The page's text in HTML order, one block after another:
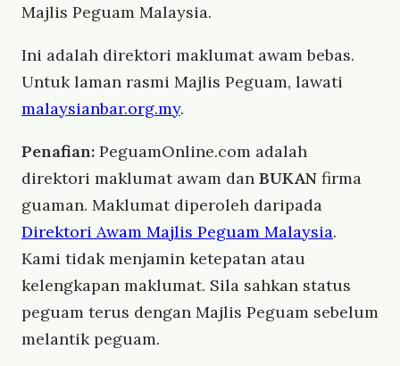
Majlis Peguam Malaysia.
Ini adalah direktori maklumat awam bebas.
Untuk laman rasmi Majlis Peguam, lawati
malaysianbar.org.my.
Penafian: PeguamOnline.com adalah
direktori maklumat awam dan BUKAN firma
guaman. Maklumat diperoleh daripada
Direktori Awam Majlis Peguam Malaysia.
Kami tidak menjamin ketepatan atau
kelengkapan maklumat. Sila sahkan status
peguam terus dengan Majlis Peguam sebelum
melantik peguam.